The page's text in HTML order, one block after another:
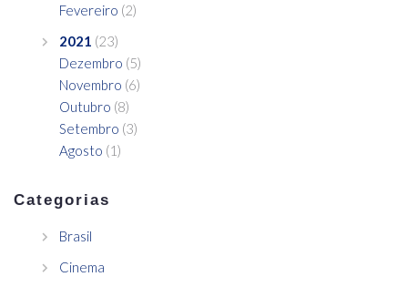
Fevereiro (2)
2021 (23)
Dezembro (5)
Novembro (6)
Outubro (8)
Setembro (3)
Agosto (1)
Categorias
Brasil
Cinema